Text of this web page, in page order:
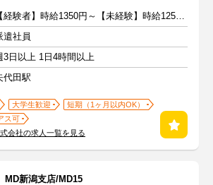
【経験者】時給1350円～【未経験】時給1250円～ ※交通費全額
遣社員
3日以上 1日4時間以上
代田駅
大学生歓迎
短期（1ヶ月以内OK）
ス可
会社の求人一覧を見る
新潟支店/MD15